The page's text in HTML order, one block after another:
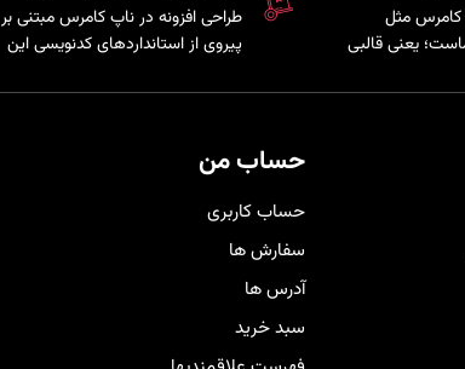
کامرس مثل
یعنی قالبی
شده تا
را برای
طراحی افزونه در ناپ کامرس مبتنی بر
پیروی از استانداردهای کدنویسی این
و اضافه کردن قابلیت‌های سفارشی را
حساب من
حساب کاربری
سفارش ها
آدرس ها
سبد خرید